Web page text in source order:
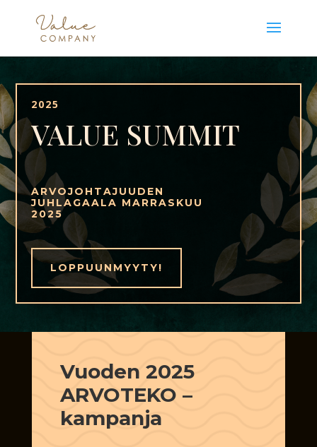
2025
VALUE SUMMIT
ARVOJOHTAJUUDEN
JUHLAGAALA MARRASKUU
2025
LOPPUUNMYYTY!
Vuoden 2025
ARVOTEKO –
kampanja